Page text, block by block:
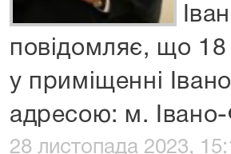
повідомляє, що
у приміщенні
адресою: м.
28 листопада 2023,